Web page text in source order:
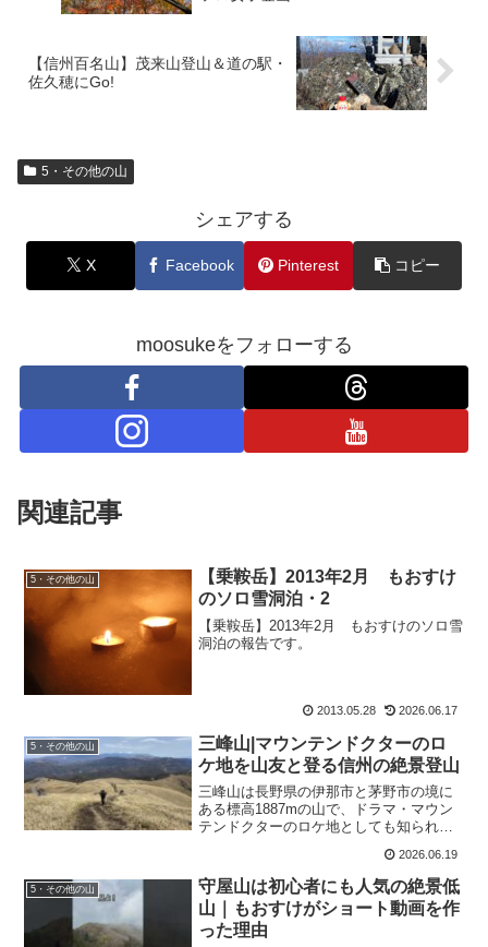
【信州百名山】茂来山登山＆道の駅・
佐久穂にGo!
5・その他の山
シェアする
X Facebook Pinterest コピー
moosukeをフォローする
関連記事
5・その他の山
【乗鞍岳】2013年2月 もおすけ
のソロ雪洞泊・2
【乗鞍岳】2013年2月 もおすけのソロ雪
洞泊の報告です。
2013.05.28 2026.06.17
5・その他の山
三峰山|マウンテンドクターのロ
ケ地を山友と登る信州の絶景登山
三峰山は長野県の伊那市と茅野市の境に
ある標高1887mの山で、ドラマ・マウン
テンドクターのロケ地としても知られて
と、八ヶ岳や北アルプスを望む草原の稜
線を歩いてきました。緩やかに見えて意
外と歩きごたえのある三峰山の魅力を、
信州移住者の目線でお伝えします。
2026.06.19
5・その他の山
守屋山は初心者にも人気の絶景低
山｜もおすけがショート動画を作
った理由